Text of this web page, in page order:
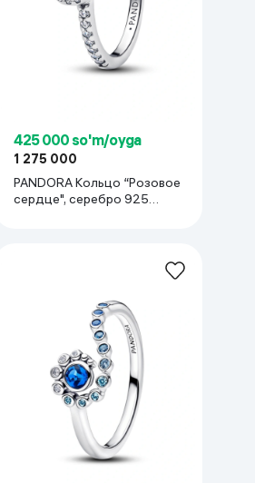
425 000 so'm/oyga
1 275 000
PANDORA Кольцо “Розовое
сердце", cеребро 925